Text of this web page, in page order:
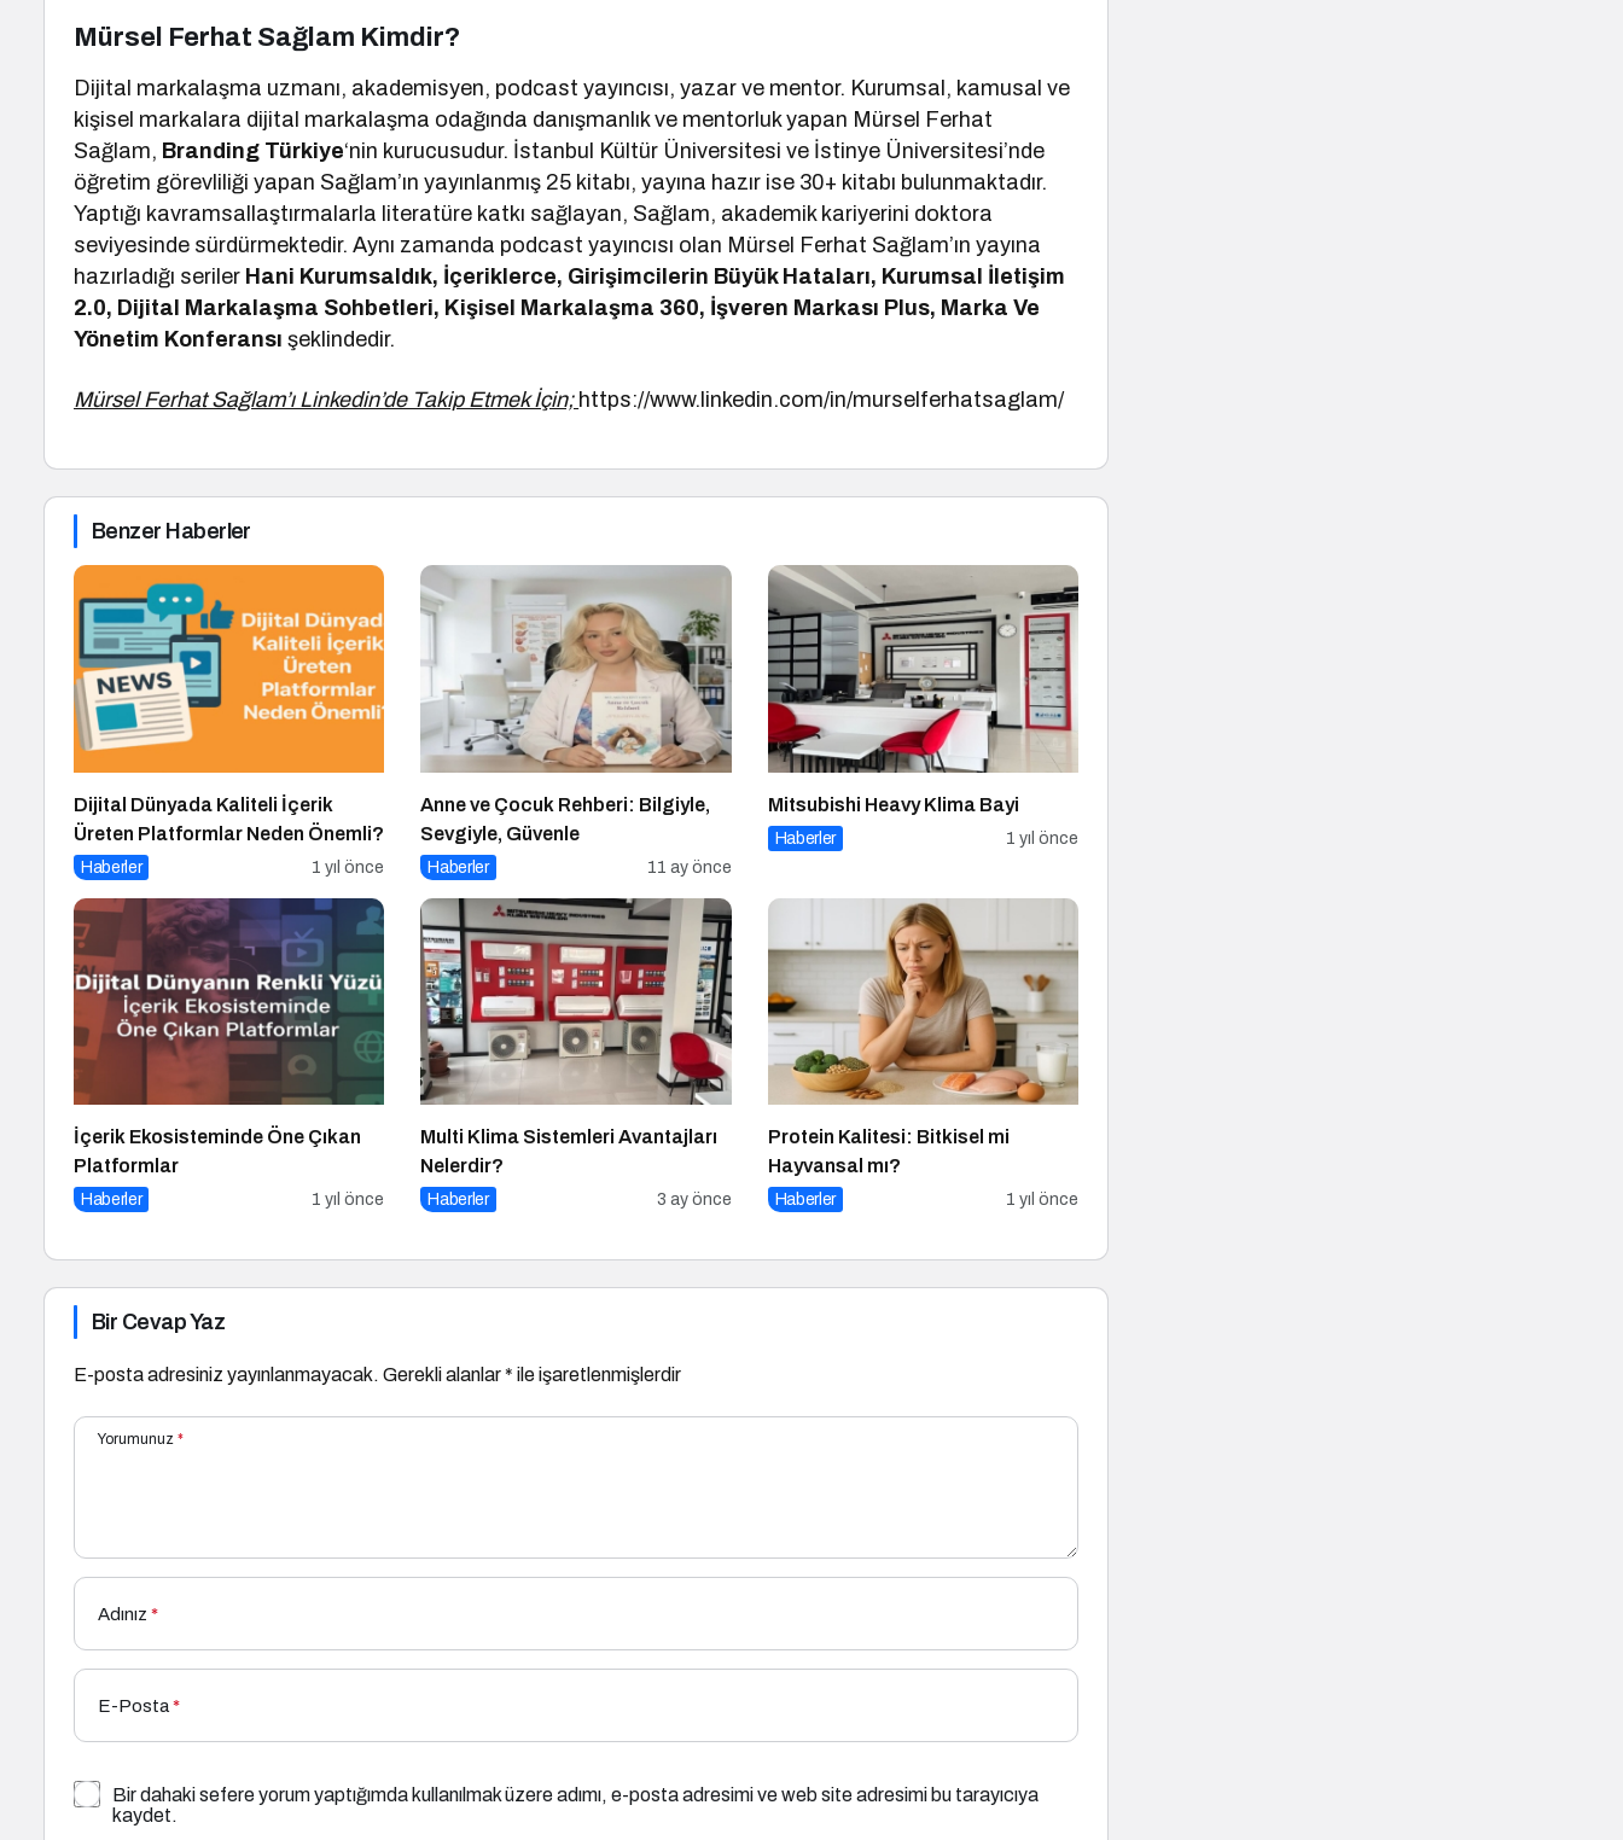
Mürsel Ferhat Sağlam Kimdir?
Dijital markalaşma uzmanı, akademisyen, podcast yayıncısı, yazar ve mentor. Kurumsal, kamusal ve
kişisel markalara dijital markalaşma odağında danışmanlık ve mentorluk yapan Mürsel Ferhat
Sağlam, Branding Türkiye‘nin kurucusudur. İstanbul Kültür Üniversitesi ve İstinye Üniversitesi’nde
öğretim görevliliği yapan Sağlam’ın yayınlanmış 25 kitabı, yayına hazır ise 30+ kitabı bulunmaktadır.
Yaptığı kavramsallaştırmalarla literatüre katkı sağlayan, Sağlam, akademik kariyerini doktora
seviyesinde sürdürmektedir. Aynı zamanda podcast yayıncısı olan Mürsel Ferhat Sağlam’ın yayına
hazırladığı seriler Hani Kurumsaldık, İçeriklerce, Girişimcilerin Büyük Hataları, Kurumsal İletişim
2.0, Dijital Markalaşma Sohbetleri, Kişisel Markalaşma 360, İşveren Markası Plus, Marka Ve
Yönetim Konferansı şeklindedir.
Mürsel Ferhat Sağlam’ı Linkedin’de Takip Etmek İçin; https://www.linkedin.com/in/murselferhatsaglam/
Benzer Haberler
Dijital Dünyada Kaliteli İçerik
Üreten Platformlar Neden Önemli?
Haberler 1 yıl önce
Anne ve Çocuk Rehberi: Bilgiyle,
Sevgiyle, Güvenle
Haberler 11 ay önce
Mitsubishi Heavy Klima Bayi
Haberler 1 yıl önce
İçerik Ekosisteminde Öne Çıkan
Platformlar
Haberler 1 yıl önce
Multi Klima Sistemleri Avantajları
Nelerdir?
Haberler 3 ay önce
Protein Kalitesi: Bitkisel mi
Hayvansal mı?
Haberler 1 yıl önce
Bir Cevap Yaz
E-posta adresiniz yayınlanmayacak. Gerekli alanlar* ile işaretlenmişlerdir
Yorumunuz *
Adınız *
E-Posta*
Bir dahaki sefere yorum yaptığımda kullanılmak üzere adımı, e-posta adresimi ve web site adresimi bu tarayıcıya
kaydet.